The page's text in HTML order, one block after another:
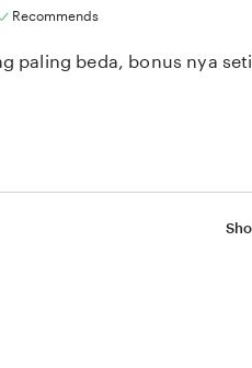
Recommends
paling beda, bonus nya